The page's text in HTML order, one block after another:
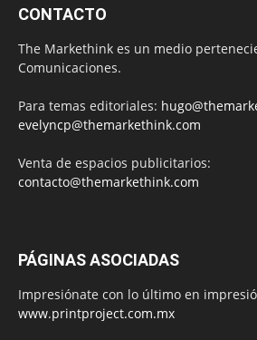
CONTACTO
The Markethink es un medio
Comunicaciones.
Para temas editoriales:
evelyncp@themarkethink.com
Venta de espacios publicitarios:
contacto@themarkethink.com
PÁGINAS ASOCIADAS
Impresiónate con lo último en
www.printproject.com.mx